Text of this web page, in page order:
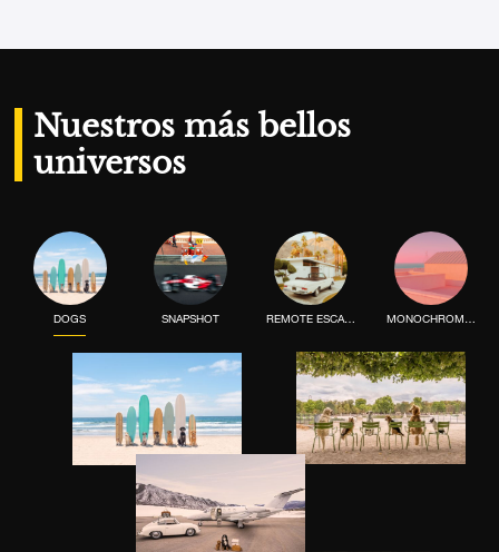
Nuestros más bellos
universos
DOGS SNAPSHOT REMOTE ESCAPE MONOCHROME MOOD